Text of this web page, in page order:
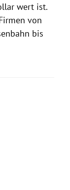
wert ist.
von
bis